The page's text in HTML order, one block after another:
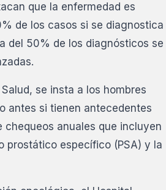
que la enfermedad es
de los casos si se diagnostica
del 50% de los diagnósticos se
se insta a los hombres
antes si tienen antecedentes
chequeos anuales que incluyen
prostático específico (PSA) y la